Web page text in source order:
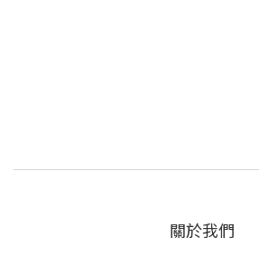
關於我們